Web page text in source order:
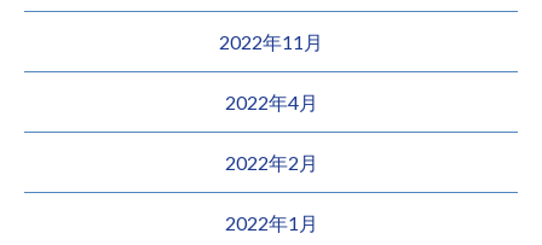
2022年11月
2022年4月
2022年2月
2022年1月